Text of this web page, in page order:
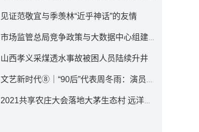
见证范敬宜与季羡林“近乎神话”的友情
市场监管总局竞争政策与大数据中心组建成立
山西孝义采煤透水事故被困人员陆续升井
文艺新时代⑧｜“90后”代表周冬雨：演员心里有底，得靠体验生活
2021共享农庄大会落地大茅生态村 远洋集团打造“乡村振兴”样板